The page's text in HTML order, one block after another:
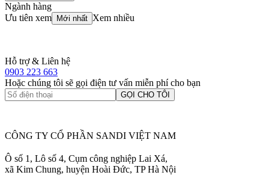
Ngành hàng
Ưu tiên xem
Mới nhất Xem nhiều
Hỗ trợ & Liên hệ
0903 223 663
Hoặc chúng tôi sẽ gọi điện tư vấn miễn phí cho bạn
GỌI CHO TÔI
CÔNG TY CỔ PHẦN SANDI VIỆT NAM
Ô số 1, Lô số 4, Cụm công nghiệp Lai Xá,
xã Kim Chung, huyện Hoài Đức, TP Hà Nội